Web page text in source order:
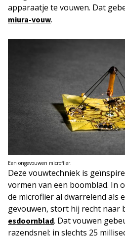
apparaatje te vouwen. Dat
miura-vouw.
Een ongevouwen microflier.
Deze vouwtechniek is
vormen van een boomblad. In
de microflier al dwarrelend als
gevouwen, stort hij recht naar
esdoornblad. Dat vouwen
razendsnel: in slechts 25